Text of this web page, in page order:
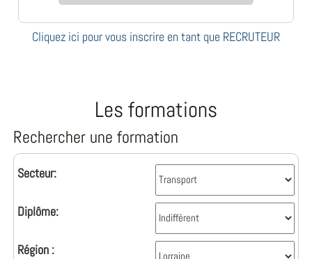
Cliquez ici pour vous inscrire en tant que RECRUTEUR
Les formations
Rechercher une formation
Secteur:
Diplôme:
Région :